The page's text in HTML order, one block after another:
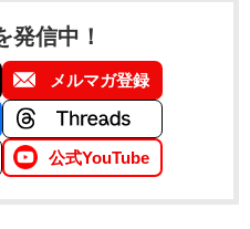
発信中！
メルマガ登録
公式YouTube